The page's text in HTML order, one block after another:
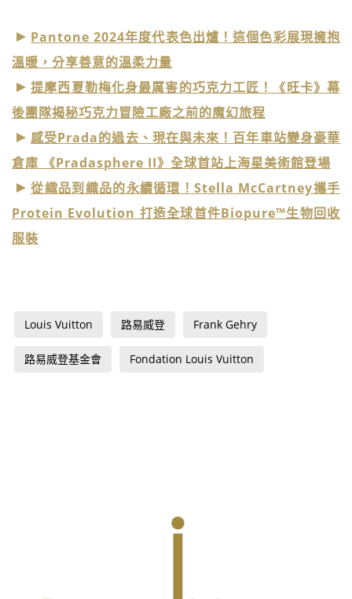
Pantone 2024年度代表色出爐！這個色彩展現擁抱
溫暖，分享善意的溫柔力量
提摩西夏勒梅化身最厲害的巧克力工匠！《旺卡》幕
後團隊揭秘巧克力冒險工廠之前的魔幻旅程
感受Prada的過去、現在與未來！百年車站變身豪華
倉庫 《Pradasphere II》全球首站上海星美術館登場
從織品到織品的永續循環！Stella McCartney攜手
Protein Evolution 打造全球首件Biopure™生物回收
服裝
Louis Vuitton 路易威登 Frank Gehry
路易威登基金會 Fondation Louis Vuitton